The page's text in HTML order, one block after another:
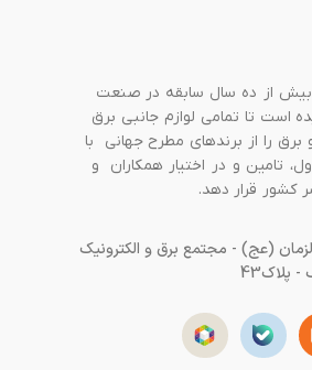
بیش از ده سال سابقه در صنعت
است تا تمامی لوازم جانبی برق
برق را از برندهای مطرح جهانی با
تامین و در اختیار همکاران و
کشور قرار دهد.
(عج) - مجتمع برق و الکترونیک